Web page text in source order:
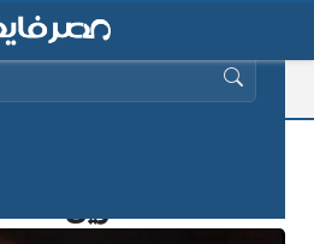
البحث عن: